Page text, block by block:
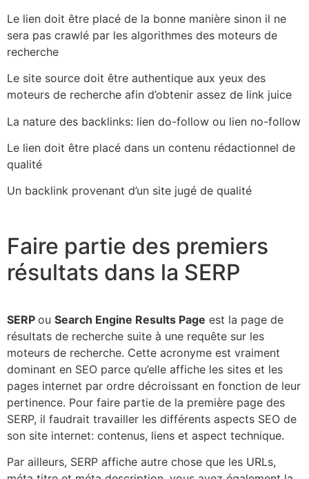
Le lien doit être placé de la bonne manière sinon il ne
sera pas crawlé par les algorithmes des moteurs de
recherche
Le site source doit être authentique aux yeux des
moteurs de recherche afin d’obtenir assez de link juice
La nature des backlinks: lien do-follow ou lien no-follow
Le lien doit être placé dans un contenu rédactionnel de
qualité
Un backlink provenant d’un site jugé de qualité
Faire partie des premiers
résultats dans la SERP
SERP ou Search Engine Results Page est la page de
résultats de recherche suite à une requête sur les
moteurs de recherche. Cette acronyme est vraiment
dominant en SEO parce qu’elle affiche les sites et les
pages internet par ordre décroissant en fonction de leur
pertinence. Pour faire partie de la première page des
SERP, il faudrait travailler les différents aspects SEO de
son site internet: contenus, liens et aspect technique.
Par ailleurs, SERP affiche autre chose que les URLs,